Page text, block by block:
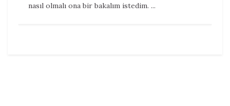
nasıl olmalı ona bir bakalım istedim. ...